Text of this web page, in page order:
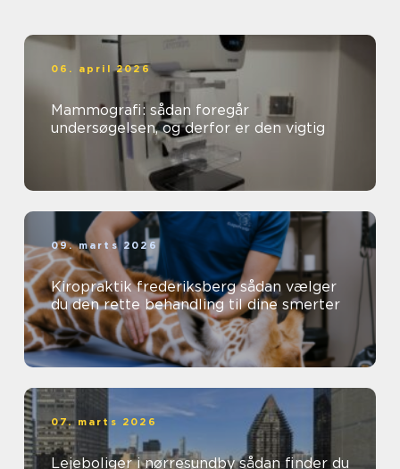
06. april 2026
Mammografi: sådan foregår
undersøgelsen, og derfor er den vigtig
09. marts 2026
Kiropraktik frederiksberg sådan vælger
du den rette behandling til dine smerter
07. marts 2026
Lejeboliger i nørresundby sådan finder du